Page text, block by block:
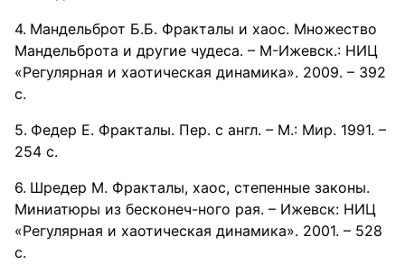
Мандельброт Б.Б. Фракталы и хаос. Множество
Мандельброта и другие чудеса. – М-Ижевск.: НИЦ
«Регулярная и хаотическая динамика». 2009. – 392
с.
Федер Е. Фракталы. Пер. с англ. – М.: Мир. 1991. –
254 с.
Шредер М. Фракталы, хаос, степенные законы.
Миниатюры из бесконеч-ного рая. – Ижевск: НИЦ
«Регулярная и хаотическая динамика». 2001. – 528
с.